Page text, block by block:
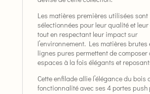
Les matières premières utilisées sont
sélectionnées pour leur qualité et
tout en respectant leur impact sur
l’environnement. Les matières brutes
lignes pures permettent de composer
espaces à la fois élégants et
Cette enfilade allie l’élégance du bois
fonctionnalité avec ses 4 portes push